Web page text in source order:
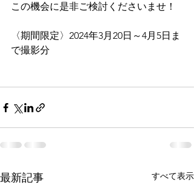
この機会に是非ご検討くださいませ！
〈期間限定〉2024年3月20日～4月5日ま
で撮影分
最新記事 すべて表示